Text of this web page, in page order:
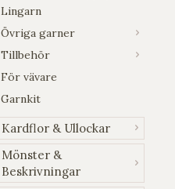
Lingarn
Övriga garner
Tillbehör
För vävare
Garnkit
Kardflor & Ullockar
Mönster &
Beskrivningar